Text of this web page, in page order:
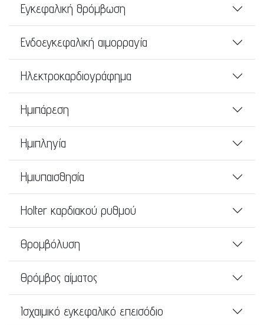
Εγκεφαλική θρόμβωση
Ενδοεγκεφαλική αιμορραγία
Ηλεκτροκαρδιογράφημα
Ημιπάρεση
Ημιπληγία
Ημιυπαισθησία
Holter καρδιακού ρυθμού
Θρομβόλυση
Θρόμβος αίματος
Ισχαιμικό εγκεφαλικό επεισόδιο